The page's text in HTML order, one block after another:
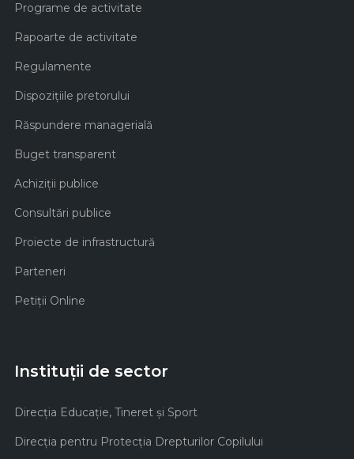
Programe de activitate
Rapoarte de activitate
Regulamente
Dispozițiile pretorului
Răspundere managerială
Buget transparent
Achiziţii publice
Consultări publice
Proiecte de infrastructură
Parteneri
Petiții Online
Instituții de sector
Direcţia Educaţie, Tineret şi Sport
Direcţia pentru Protecţia Drepturilor Copilului